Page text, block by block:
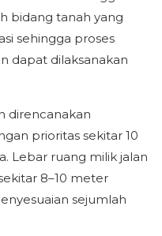
bidang tanah yang
sehingga proses
dapat dilaksanakan
direncanakan
prioritas sekitar 10
Lebar ruang milik jalan
8–10 meter
sejumlah